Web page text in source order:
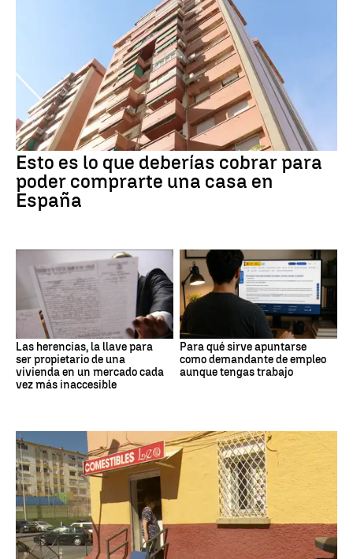
Esto es lo que deberías cobrar para
poder comprarte una casa en
España
Las herencias, la llave para
ser propietario de una
vivienda en un mercado cada
vez más inaccesible
Para qué sirve apuntarse
como demandante de empleo
aunque tengas trabajo